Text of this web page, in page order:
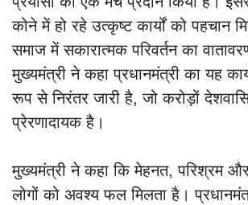
कोने में हो रहे उत्कृष्ट कार्यों को पहचान
समाज में सकारात्मक परिवर्तन का
मुख्यमंत्री ने कहा प्रधानमंत्री का यह
रूप से निरंतर जारी है, जो करोड़ों
प्रेरणादायक है।
मुख्यमंत्री ने कहा कि मेहनत, परिश्रम
लोगों को अवश्य फल मिलता है।